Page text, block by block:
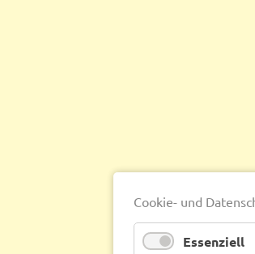
Cookie- und
Essenziell